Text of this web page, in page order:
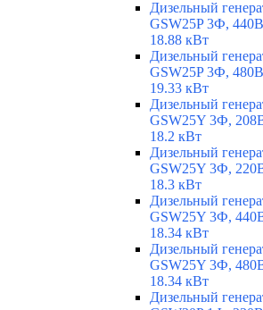
Дизельный
GSW25P 3Ф,
18.88 кВт
Дизельный
GSW25P 3Ф,
19.33 кВт
Дизельный
GSW25Y 3Ф,
18.2 кВт
Дизельный
GSW25Y 3Ф,
18.3 кВт
Дизельный
GSW25Y 3Ф,
18.34 кВт
Дизельный
GSW25Y 3Ф,
18.34 кВт
Дизельный